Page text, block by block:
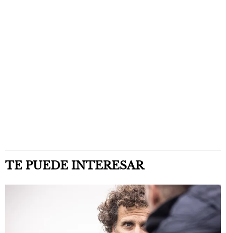
TE PUEDE INTERESAR